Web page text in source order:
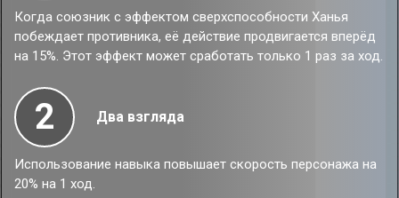
Когда союзник с эффектом сверхспособности Ханья
побеждает противника, её действие продвигается вперёд
на 15%. Этот эффект может сработать только 1 раз за ход.
2 Два взгляда
Использование навыка повышает скорость персонажа на
20% на 1 ход.